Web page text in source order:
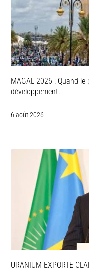
MAGAL 2026 : Quand le
développement.
6 août 2026
URANIUM EXPORTE